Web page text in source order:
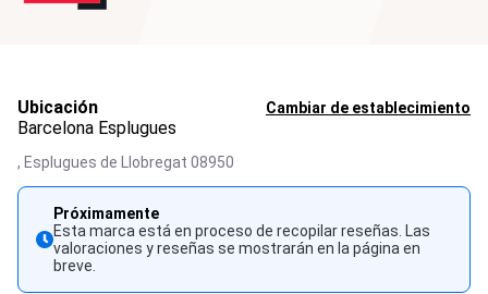
Ubicación Cambiar de establecimiento
Barcelona Esplugues
, Esplugues de Llobregat 08950
Próximamente
Esta marca está en proceso de recopilar reseñas. Las
valoraciones y reseñas se mostrarán en la página en
breve.